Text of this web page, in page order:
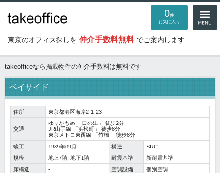
東京のオフィス探しを 仲介手数料無料 でご案内します
0件
お気に入り
takeofficeなら掲載物件の仲介手数料は無料です
ベイサイド
住所 東京都港区海岸2-1-23
交通
ゆりかもめ 「日の出 」 徒歩2分
JR山手線 「浜松町 」 徒歩8分
東京メトロ東西線 「竹橋 」 徒歩8分
竣工
1989年09月 構造
SRC
規模
地上7階, 地下1階 耐震基準
新耐震基準
床構造
- 空調設備 個別空調